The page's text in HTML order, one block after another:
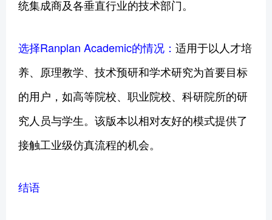
统集成商及各垂直行业的技术部门。
选择Ranplan Academic的情况： 适用于以人才培
养、原理教学、技术预研和学术研究为首要目标
的用户，如高等院校、职业院校、科研院所的研
究人员与学生。该版本以相对友好的模式提供了
接触工业级仿真流程的机会。
结语